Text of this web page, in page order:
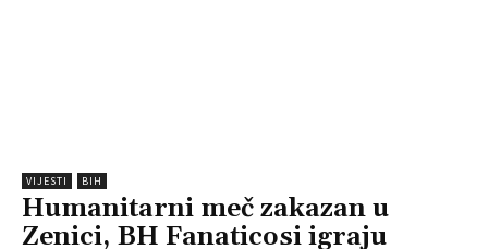
VIJESTI BIH
Humanitarni meč zakazan u
Zenici, BH Fanaticosi igraju